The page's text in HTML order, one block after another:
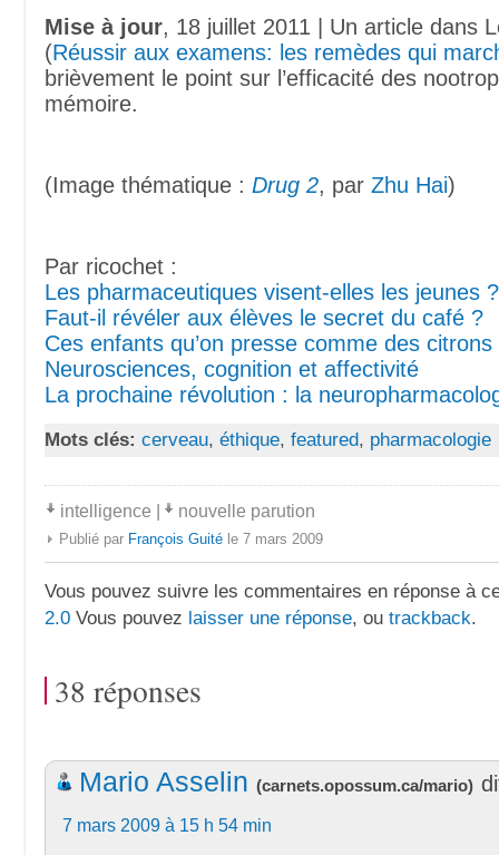
Mise à jour, 18 juillet 2011 | Un article dans
(Réussir aux examens: les remèdes qui
brièvement le point sur l’efficacité des
mémoire.
(Image thématique : Drug 2, par Zhu Hai)
Par ricochet :
Les pharmaceutiques visent-elles les jeunes ?
Faut-il révéler aux élèves le secret du café ?
Ces enfants qu’on presse comme des citrons
Neurosciences, cognition et affectivité
La prochaine révolution : la
Mots clés: cerveau, éthique, featured, pharmacologie
intelligence | nouvelle parution
Publié par François Guité le 7 mars 2009
Vous pouvez suivre les commentaires en réponse à
2.0 Vous pouvez laisser une réponse, ou trackback.
38 réponses
Mario Asselin (carnets.opossum.ca/mario)
7 mars 2009 à 15 h 54 min